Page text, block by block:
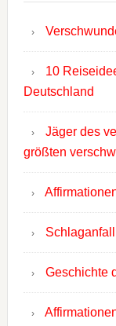
10
Deutschland
Jäger des
größten
Geschichte